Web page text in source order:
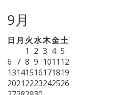
9月
日 月 火水木金土
1 2 3 4 5
6 7 8 9 1011 12
13141516171819
20212223242526